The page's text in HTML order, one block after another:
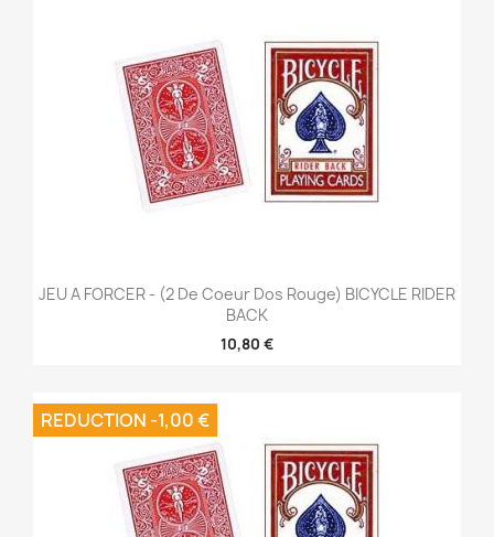
JEU A FORCER - (2 De Coeur Dos Rouge) BICYCLE RIDER
BACK
10,80 €
REDUCTION -1,00 €